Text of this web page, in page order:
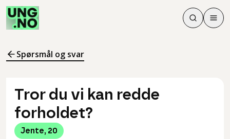
Søk
Søk
Meny
Spørsmål og svar
Tror du vi kan redde
forholdet?
Jente, 20